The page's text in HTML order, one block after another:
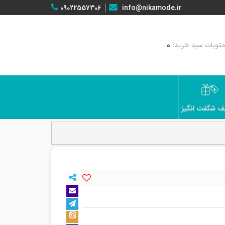
09022557306 info@nikamode.ir
0
شگفت انگیز